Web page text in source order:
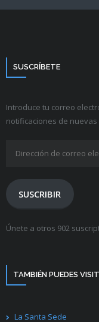
SUSCRÍBETE
Introduce tu correo
notificaciones de
electrónico
SUSCRIBIR
Únete a otros 902
TAMBIÉN PUEDES
La Santa Sede